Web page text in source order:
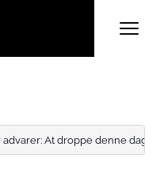
advarer: At droppe denne